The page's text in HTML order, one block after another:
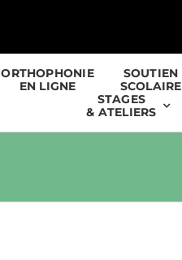
ORTHOPHONIE
EN LIGNE
SOUTIEN
SCOLAIRE
STAGES
& ATELIERS